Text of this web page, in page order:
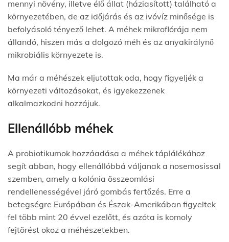
mennyi növény, illetve élő állat (háziasított) található a
környezetében, de az időjárás és az ivóvíz minősége is
befolyásoló tényező lehet. A méhek mikroflórája nem
állandó, hiszen más a dolgozó méh és az anyakirálynő
mikrobiális környezete is.
Ma már a méhészek eljutottak oda, hogy figyeljék a
környezeti változásokat, és igyekezzenek
alkalmazkodni hozzájuk.
Ellenállóbb méhek
A probiotikumok hozzáadása a méhek táplálékához
segít abban, hogy ellenállóbbá váljanak a nosemosissal
szemben, amely a kolónia összeomlási
rendellenességével járó gombás fertőzés. Erre a
betegségre Európában és Észak-Amerikában figyeltek
fel több mint 20 évvel ezelőtt, és azóta is komoly
fejtörést okoz a méhészetekben.